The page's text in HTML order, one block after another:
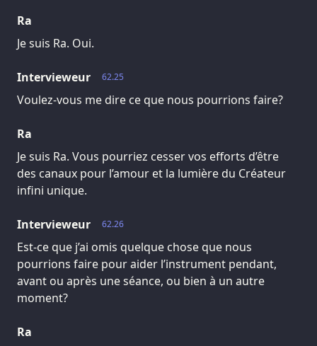
Ra
Je suis Ra. Oui.
62.25
Intervieweur
Voulez-vous me dire ce que nous pourrions faire?
Ra
Je suis Ra. Vous pourriez cesser vos efforts d’être
des canaux pour l’amour et la lumière du Créateur
infini unique.
62.26
Intervieweur
Est-ce que j’ai omis quelque chose que nous
pourrions faire pour aider l’instrument pendant,
avant ou après une séance, ou bien à un autre
moment?
Ra